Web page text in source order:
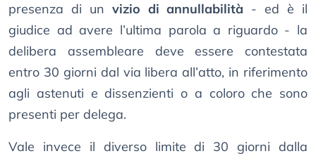
presenza di un vizio di annullabilità - ed è il
giudice ad avere l’ultima parola a riguardo - la
delibera assembleare deve essere contestata
entro 30 giorni dal via libera all’atto, in riferimento
agli astenuti e dissenzienti o a coloro che sono
presenti per delega.
Vale invece il diverso limite di 30 giorni dalla